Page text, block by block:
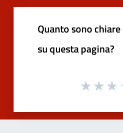
Quanto sono
su questa pagina?